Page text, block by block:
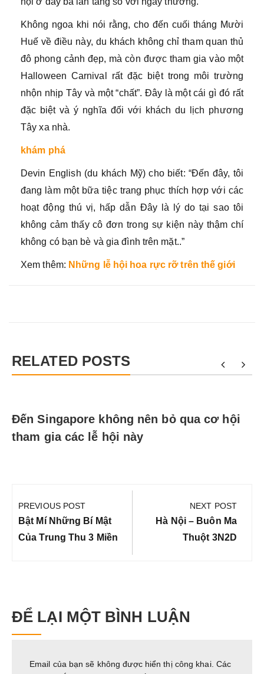
Không ngoa khi nói rằng, cho đến cuối tháng Mười
Huế về điều này, du khách không chỉ tham quan thủ
đô phong cảnh đẹp, mà còn được tham gia vào một
Halloween Carnival rất đặc biệt trong môi trường
nhộn nhịp Tây và một “chất”. Đây là một cái gì đó rất
đặc biệt và ý nghĩa đối với khách du lịch phương
Tây xa nhà.
khám phá
Devin English (du khách Mỹ) cho biết: “Đến đây, tôi
đang làm một bữa tiệc trang phục thích hợp với các
hoạt động thú vị, hấp dẫn Đây là lý do tại sao tôi
không cảm thấy cô đơn trong sự kiện này thậm chí
không có bạn bè và gia đình trên mặt..”
Xem thêm: Những lễ hội hoa rực rỡ trên thế giới
RELATED POSTS
Đến Singapore không nên bỏ qua cơ hội
tham gia các lễ hội này
hướng
bài
viết
PREVIOUS POST
Previous
Post:
Bật Mí Những Bí Mật
Của Trung Thu 3 Miền
NEXT POST
Next
Hà Nội – Buôn Ma
Thuột 3N2D
ĐỂ LẠI MỘT BÌNH LUẬN
Email của bạn sẽ không được hiển thị công khai. Các